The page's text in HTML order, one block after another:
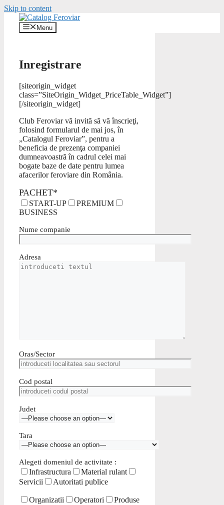
Skip to content
Menu
Inregistrare
[siteorigin_widget
class=”SiteOrigin_Widget_PriceTable_Widget”]
[/siteorigin_widget]
Club Feroviar vă invită să vă înscrieţi,
folosind formularul de mai jos, în
„Catalogul Feroviar”, pentru a
beneficia de prezenţa companiei
dumneavoastră în cadrul celei mai
bogate baze de date pentru lumea
afacerilor feroviare din România.
PACHET*
START-UP
PREMIUM
BUSINESS
Nume companie
Adresa
Oras/Sector
Cod postal
Judet
Tara
Alegeti domeniul de activitate :
Infrastructura
Material rulant
Servicii
Autoritati publice
Organizatii Operatori
Produse